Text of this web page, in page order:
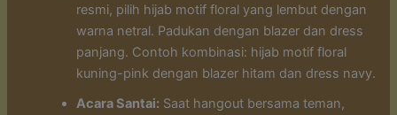
resmi, pilih hijab motif floral yang lembut dengan
warna netral. Padukan dengan blazer dan dress
panjang. Contoh kombinasi: hijab motif floral
kuning-pink dengan blazer hitam dan dress navy.
Acara Santai: Saat hangout bersama teman,